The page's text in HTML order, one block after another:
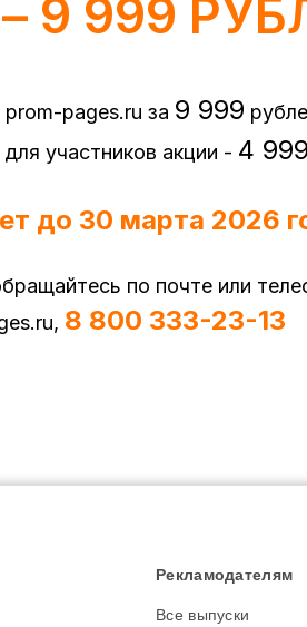
9 999
pages.ru за 9 999
участников акции - 4 999
до 30 марта 2026
по почте или
8 800 333-23-13
Рекламодателям
Все выпуски